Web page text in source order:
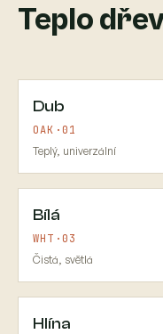
Teplo
Dub
OAK·01
Teplý, univerzální
Bílá
WHT·03
Čistá, světlá
Hlína